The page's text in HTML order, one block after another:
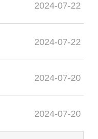
2024-07-22
2024-07-22
2024-07-20
2024-07-20